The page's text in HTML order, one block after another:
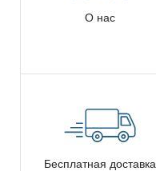
О нас
Бесплатная доставка